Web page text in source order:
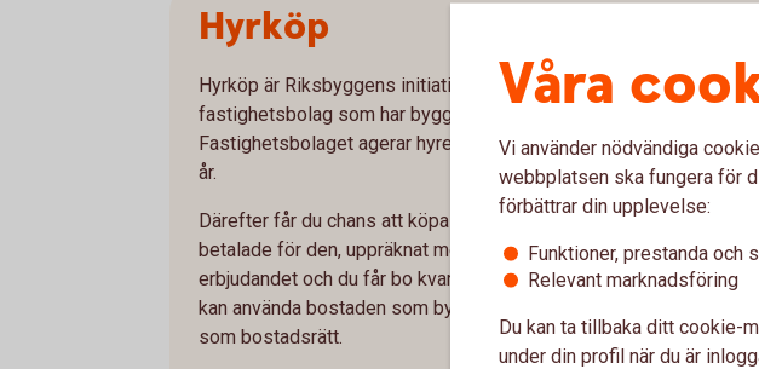
Hyrköp
Hyrköp är Riksbyggens initiativ och innebär att du hyr en
fastighetsbolag som har byggt flerbostadshuset åt
Fastighetsbolaget agerar hyresvärd under perioden lägenheten
år.
Därefter får du chans att köpa bostadsrätten till samma pris som
betalade för den, uppräknat med konsumentprisindex. Om du
erbjudandet och du får bo kvar som hyresgäst tills vidare. Värt att
kan använda bostaden som bytesobjekt på hyresmarknaden
som bostadsrätt.
Våra
Vi använder nödvändiga
webbplatsen ska fungera för
förbättrar din upplevelse:
Funktioner, prestanda och
Relevant marknadsföring
Du kan ta tillbaka ditt cookie-
under din profil när du är